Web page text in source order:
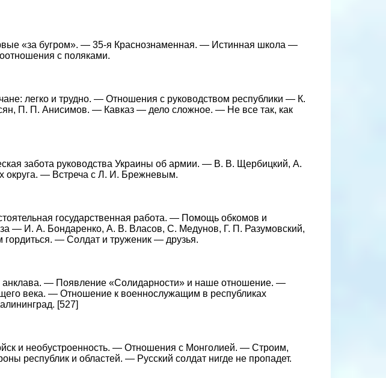
«за бугром». — 35-я Краснознаменная. — Истинная школа —
с поляками.
легко и трудно. — Отношения с руководством республики — К.
П. П. Анисимов. — Кавказ — дело сложное. — Не все так, как
забота руководства Украины об армии. — В. В. Щербицкий, А.
округа. — Встреча с Л. И. Брежневым.
государственная работа. — Помощь обкомов и
— И. А. Бондаренко, А. В. Власов, С. Медунов, Г. П. Разумовский,
— Солдат и труженик — друзья.
анклава. — Появление «Солидарности» и наше отношение. —
века. — Отношение к военнослужащим в республиках
[527]
и необустроенность. — Отношения с Монголией. — Строим,
республик и областей. — Русский солдат нигде не пропадет.